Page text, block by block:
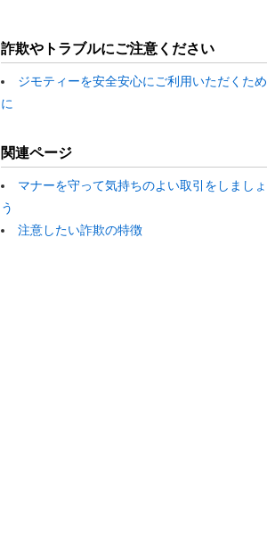
詐欺やトラブルにご注意ください
ジモティーを安全安心にご利用いただくため
に
関連ページ
マナーを守って気持ちのよい取引をしましょ
う
注意したい詐欺の特徴